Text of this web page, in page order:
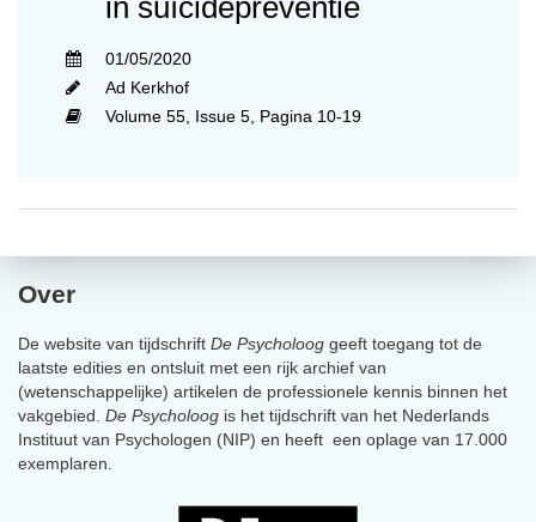
01/05/2020
Ad Kerkhof
Volume 55, Issue 5, Pagina 10-19
Over
De website van tijdschrift De Psycholoog geeft toegang tot de
laatste edities en ontsluit met een rijk archief van
(wetenschappelijke) artikelen de professionele kennis binnen het
vakgebied. De Psycholoog is het tijdschrift van het Nederlands
Instituut van Psychologen (NIP) en heeft een oplage van 17.000
exemplaren.